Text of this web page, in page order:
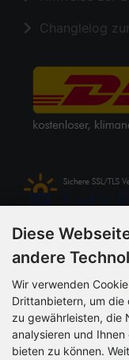
Changlelog
Diese
andere
Wir verwenden
Drittanbietern, um die
zu gewährleisten, die
analysieren und
bieten zu können.